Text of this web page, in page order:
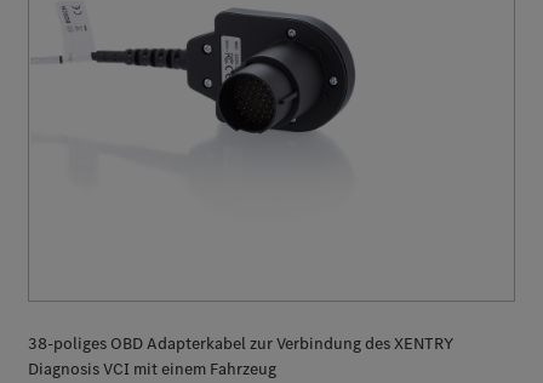
38-poliges OBD Adapterkabel zur Verbindung des XENTRY
Diagnosis VCI mit einem Fahrzeug